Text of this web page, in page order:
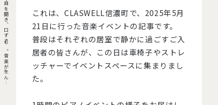
だき
これは、CLASWELL信濃町で、2025年5月
21日に行った音楽イベントの記事です。
普段はそれぞれの居室で静かに過ごすご入
居者の皆さんが、この日は車椅子やストレ
ッチャーでイベントスペースに集まりまし
た。